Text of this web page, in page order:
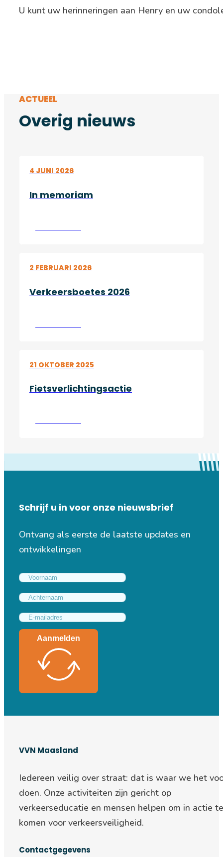
U kunt uw herinneringen aan Henry en uw
ACTUEEL
Overig nieuws
4 JUNI 2026
In memoriam
2 FEBRUARI 2026
Verkeersboetes 2026
21 OKTOBER 2025
Fietsverlichtingsactie
Lees verder
Schrijf u in voor onze nieuwsbrief
Ontvang als eerste de laatste updates en
ontwikkelingen
Aanmelden
VVN Maasland
Iedereen veilig over straat: dat is waar we het
doen. Onze activiteiten zijn gericht op
verkeerseducatie en mensen helpen om in actie te
komen voor verkeersveiligheid.
Contactgegevens